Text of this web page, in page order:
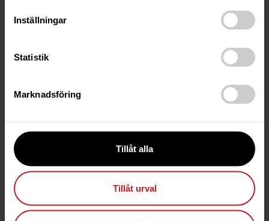
Inställningar
Statistik
Marknadsföring
Tillåt alla
Tillåt urval
till komplett anbudsunderlag nedan på sidan…
Anbudsunderlag: Nordiska
Nordiska Kvalitetspooler AB i konkurs, 556736-6827
Bakgrund Nordiska Kvalitetspooler AB, 556736-6827,
försattes i konkurs vid Gävle tingsrätt den 28 maj 2024. Till
konkursförvaltare utsågs advokat Hen…